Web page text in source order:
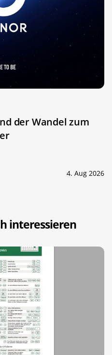
der Wandel zum
4. Aug 2026
interessieren